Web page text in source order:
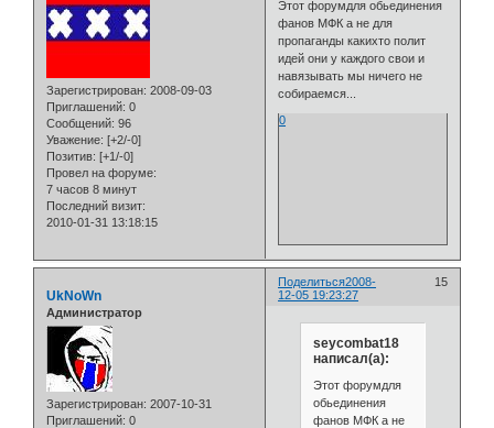
Зарегистрирован: 2008-09-03
Приглашений: 0
Сообщений: 96
Уважение: [+2/-0]
Позитив: [+1/-0]
Провел на форуме:
7 часов 8 минут
Последний визит:
2010-01-31 13:18:15
Этот форумдля обьединения
фанов МФК а не для
пропаганды какихто полит
идей они у каждого свои и
навязывать мы ничего не
собираемся...
0
Поделиться 15
2008-
12-05 19:23:27
UkNoWn
Администратор
Зарегистрирован: 2007-10-31
Приглашений: 0
seycombat18
написал(а):
Этот форумдля
обьединения
фанов МФК а не